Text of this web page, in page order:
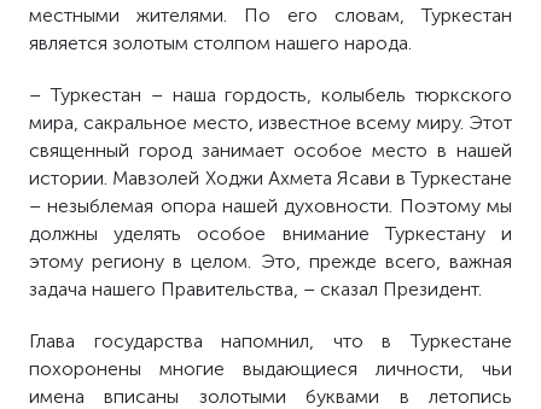
местными жителями. По его словам, Туркестан
является золотым столпом нашего народа.
– Туркестан – наша гордость, колыбель тюркского
мира, сакральное место, известное всему миру. Этот
священный город занимает особое место в нашей
истории. Мавзолей Ходжи Ахмета Ясави в Туркестане
– незыблемая опора нашей духовности. Поэтому мы
должны уделять особое внимание Туркестану и
этому региону в целом. Это, прежде всего, важная
задача нашего Правительства, – сказал Президент.
Глава государства напомнил, что в Туркестане
похоронены многие выдающиеся личности, чьи
имена вписаны золотыми буквами в летопись